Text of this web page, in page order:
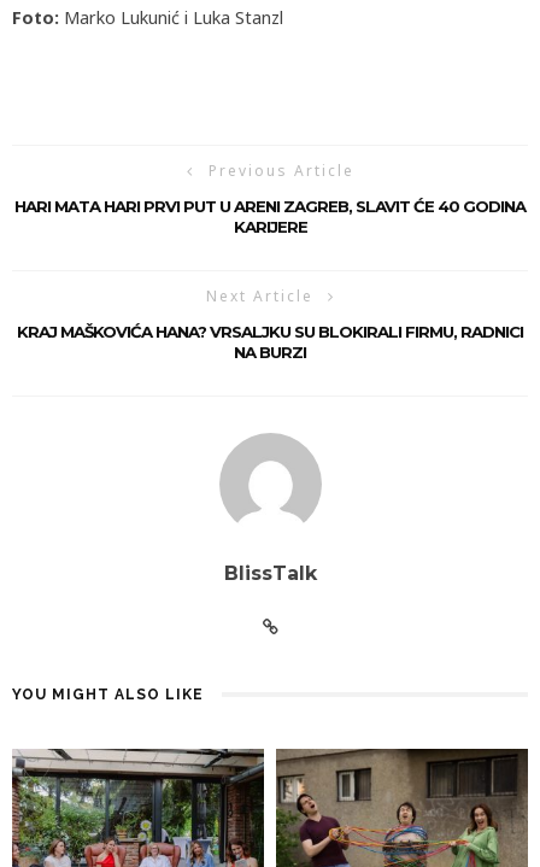
Foto: Marko Lukunić i Luka Stanzl
Previous Article
HARI MATA HARI PRVI PUT U ARENI ZAGREB, SLAVIT ĆE 40 GODINA
KARIJERE
Next Article
KRAJ MAŠKOVIĆA HANA? VRSALJKU SU BLOKIRALI FIRMU, RADNICI
NA BURZI
BlissTalk
YOU MIGHT ALSO LIKE